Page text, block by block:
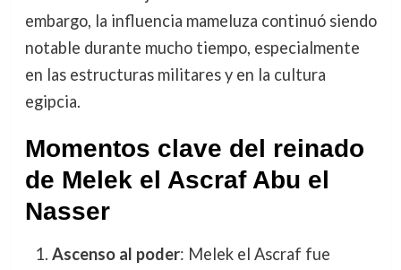
embargo, la influencia mameluza continuó siendo
notable durante mucho tiempo, especialmente
en las estructuras militares y en la cultura
egipcia.
Momentos clave del reinado
de Melek el Ascraf Abu el
Nasser
Ascenso al poder: Melek el Ascraf fue